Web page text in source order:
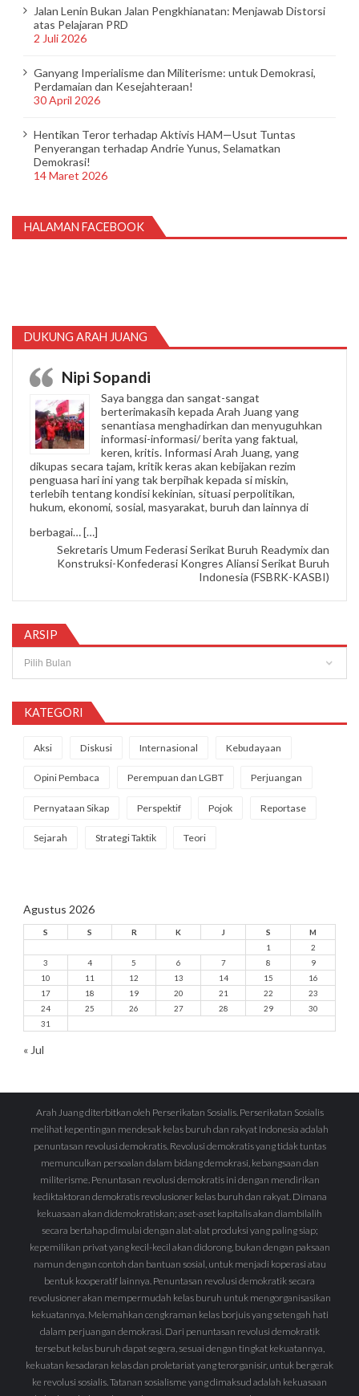
Jalan Lenin Bukan Jalan Pengkhianatan: Menjawab Distorsi
atas Pelajaran PRD
2 Juli 2026
Ganyang Imperialisme dan Militerisme: untuk Demokrasi,
Perdamaian dan Kesejahteraan!
30 April 2026
Hentikan Teror terhadap Aktivis HAM—Usut Tuntas
Penyerangan terhadap Andrie Yunus, Selamatkan
Demokrasi!
14 Maret 2026
HALAMAN FACEBOOK
DUKUNG ARAH JUANG
Nipi Sopandi
Saya bangga dan sangat-sangat
berterimakasih kepada Arah Juang yang
senantiasa menghadirkan dan menyuguhkan
informasi-informasi/ berita yang faktual,
keren, kritis. Informasi Arah Juang, yang
dikupas secara tajam, kritik keras akan kebijakan rezim
penguasa hari ini yang tak berpihak kepada si miskin,
terlebih tentang kondisi kekinian, situasi perpolitikan,
hukum, ekonomi, sosial, masyarakat, buruh dan lainnya di
berbagai…[…]
Sekretaris Umum Federasi Serikat Buruh Readymix dan
Konstruksi-Konfederasi Kongres Aliansi Serikat Buruh
Indonesia (FSBRK-KASBI)
ARSIP
KATEGORI
Aksi Diskusi Internasional Kebudayaan
Opini Pembaca Perempuan dan LGBT Perjuangan
Pernyataan Sikap Perspektif Pojok Reportase
Sejarah Strategi Taktik Teori
Agustus 2026
S S R K J S
M
1
2
3
4 5 6 7 8
9
10
11 12 13 14 15
16
17
18 19 20 21 22
23
24
25 26 27 28 29
30
31
« Jul
Arah Juang diterbitkan oleh Perserikatan Sosialis. Perserikatan Sosialis
melihat kepentingan mendesak kelas buruh dan rakyat Indonesia adalah
penuntasan revolusi demokratis. Revolusi demokratis yang tidak tuntas
memunculkan persoalan dalam bidang demokrasi, kebangsaan dan
militerisme. Penuntasan revolusi demokratis ini dengan mendirikan
kediktaktoran demokratis revolusioner kelas buruh dan rakyat. Dimana
kekuasaan akan didemokratiskan; aset-aset kapitalis akan diambilalih
secara bertahap dimulai dengan alat-alat produksi yang paling siap;
kepemilikan privat yang kecil-kecil akan didorong, bukan dengan paksaan
namun dengan contoh dan bantuan sosial, untuk menjadi koperasi atau
bentuk kooperatif lainnya. Penuntasan revolusi demokratik secara
revolusioner akan mempermudah kelas buruh untuk mengorganisasikan
kekuatannya. Melemahkan cengkraman kelas borjuis yang setengah hati
dalam perjuangan demokrasi. Dari penuntasan revolusi demokratik
tersebut kelas buruh dapat segera, sesuai dengan tingkat kekuatannya,
kekuatan kesadaran kelas dan proletariat yang terorganisir, untuk bergerak
ke revolusi sosialis. Tatanan sosialisme yang dimaksud adalah kekuasaan